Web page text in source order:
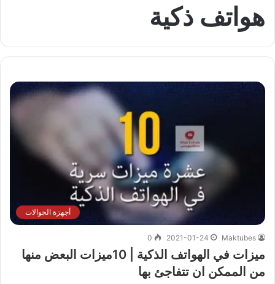
هواتف ذكية
أجهزة الجوالات
Maktubes
2021-01-24
0
ميزات في الهواتف الذكية | 10ميزات البعض منها
من الممكن ان تتفاجئ بها